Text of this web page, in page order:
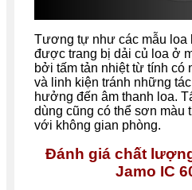
Tương tự như các mẫu loa
được trang bị dải củ loa ở
bởi tấm tản nhiệt từ tính có
và linh kiện tránh những
hưởng đến âm thanh loa.
dùng cũng có thể sơn màu
với không gian phòng.
Đánh giá chất
Jamo IC